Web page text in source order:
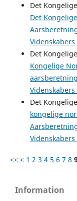
Det
Det
Videnskabers
Det
Kongelige
Videnskabers
Det
kongelige
Videnskabers
<< < 1 2 3 4 5 6 7 8
Information